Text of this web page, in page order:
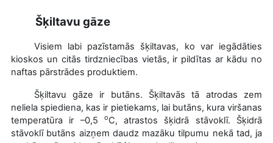
Šķiltavu gāze
Visiem labi pazīstamās šķiltavas, ko var iegādāties
kioskos un citās tirdzniecības vietās, ir pildītas ar kādu no
naftas pārstrādes produktiem.
Šķiltavu gāze ir butāns. Šķiltavās tā atrodas zem
neliela spiediena, kas ir pietiekams, lai butāns, kura viršanas
temperatūra ir –0,5
oC, atrastos šķidrā stāvoklī. Šķidrā
stāvoklī butāns aizņem daudz mazāku tilpumu nekā tad, ja